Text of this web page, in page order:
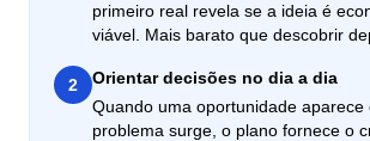
primeiro real revela se a ideia é
viável. Mais barato que descobrir
2
Orientar decisões no dia a dia
Quando uma oportunidade aparece
problema surge, o plano fornece o